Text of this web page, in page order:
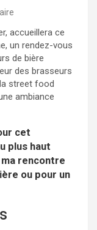
accueillera ce
un rendez-vous
de bière
des brasseurs
street food
ambiance
cet
plus haut
ma rencontre
ou pour un